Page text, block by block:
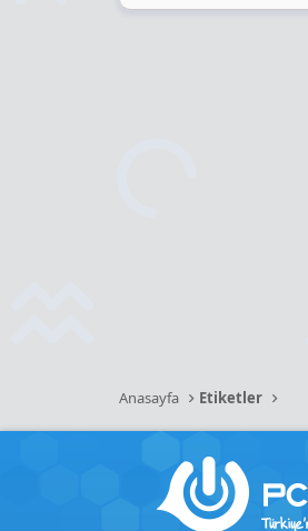
Anasayfa Etiketler